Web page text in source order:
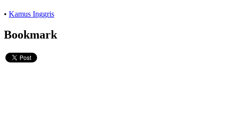
• Kamus Inggris
Bookmark